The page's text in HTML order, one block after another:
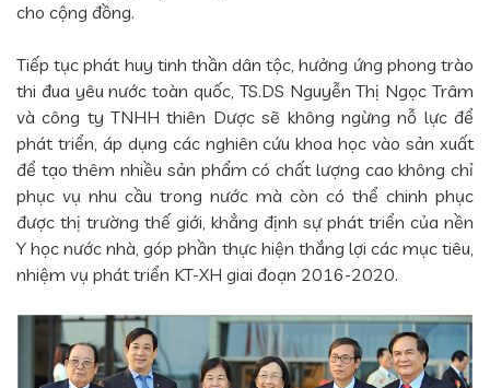
cho cộng đồng.
Tiếp tục phát huy tinh thần dân tộc, hưởng ứng phong trào
thi đua yêu nước toàn quốc, TS.DS Nguyễn Thị Ngọc Trâm
và công ty TNHH thiên Dược sẽ không ngừng nỗ lực để
phát triển, áp dụng các nghiên cứu khoa học vào sản xuất
để tạo thêm nhiều sản phẩm có chất lượng cao không chỉ
phục vụ nhu cầu trong nước mà còn có thể chinh phục
được thị trường thế giới, khẳng định sự phát triển của nền
Y học nước nhà, góp phần thực hiện thắng lợi các mục tiêu,
nhiệm vụ phát triển KT-XH giai đoạn 2016-2020.